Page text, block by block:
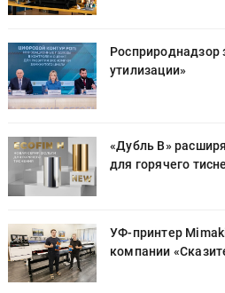
Росприроднадзор
утилизации»
«Дубль В»
для горячего
УФ-принтер
компании